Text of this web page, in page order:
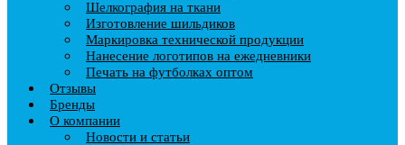
Шелкография на ткани
Изготовление шильдиков
Маркировка технической продукции
Нанесение логотипов на ежедневники
Печать на футболках оптом
Отзывы
Бренды
О компании
Новости и статьи